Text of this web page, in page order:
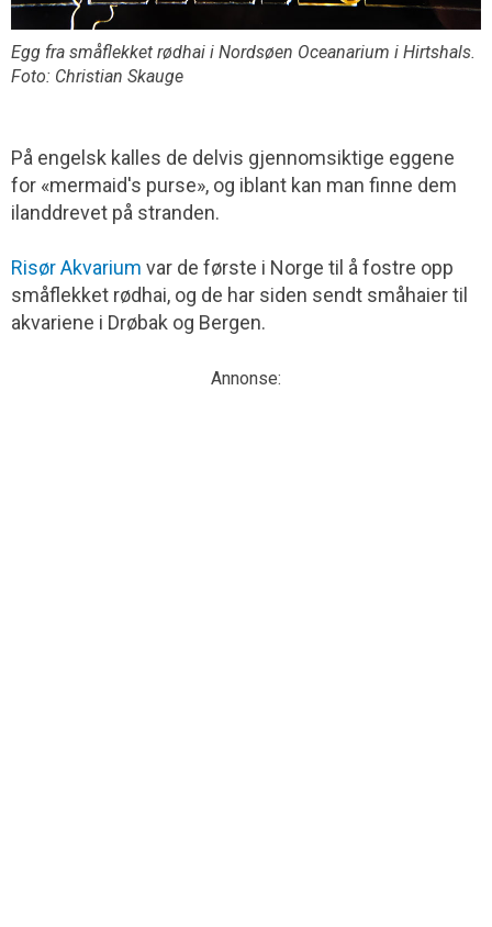
Egg fra småflekket rødhai i Nordsøen Oceanarium i Hirtshals.
Foto: Christian Skauge
På engelsk kalles de delvis gjennomsiktige eggene
for «mermaid's purse», og iblant kan man finne dem
ilanddrevet på stranden.
Risør Akvarium var de første i Norge til å fostre opp
småflekket rødhai, og de har siden sendt småhaier til
akvariene i Drøbak og Bergen.
Annonse: